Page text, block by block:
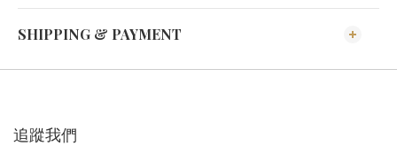
SHIPPING & PAYMENT
追蹤我們